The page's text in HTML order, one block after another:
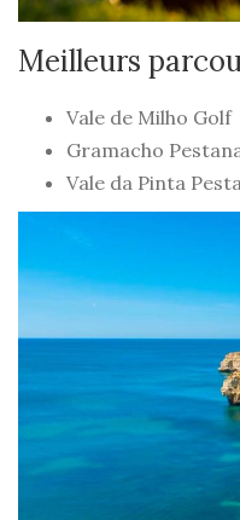
Meilleurs
Vale de Milho Golf
Gramacho
Vale da Pinta